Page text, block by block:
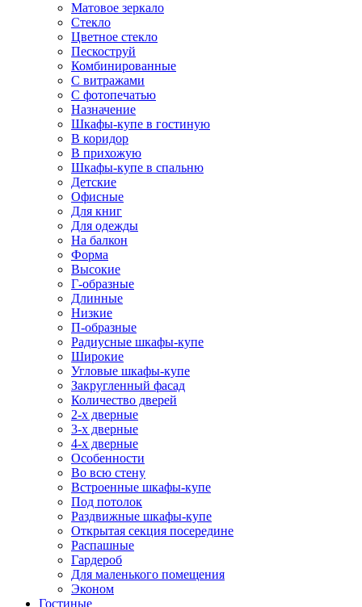
Матовое зеркало
Стекло
Цветное стекло
Пескоструй
Комбинированные
С витражами
С фотопечатью
Назначение
Шкафы-купе в гостиную
В коридор
В прихожую
Шкафы-купе в спальню
Детские
Офисные
Для книг
Для одежды
На балкон
Форма
Высокие
Г-образные
Длинные
Низкие
П-образные
Радиусные шкафы-купе
Широкие
Угловые шкафы-купе
Закругленный фасад
Количество дверей
2-х дверные
3-х дверные
4-х дверные
Особенности
Во всю стену
Встроенные шкафы-купе
Под потолок
Раздвижные шкафы-купе
Открытая секция посередине
Распашные
Гардероб
Для маленького помещения
Эконом
Гостиные